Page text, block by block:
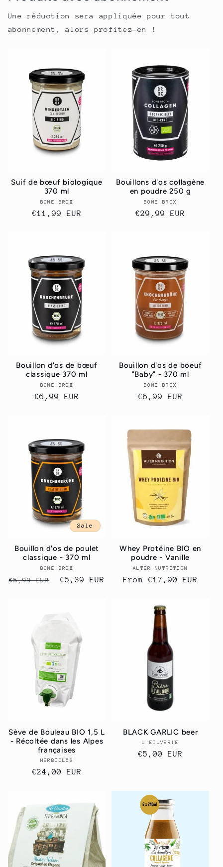
Une réduction sera appliquée pour tout
abonnement, alors profitez-en !
Suif de bœuf biologique
370 ml
Vendor:
BONE BROX
Regular
€11,99 EUR
Bouillons d'os collagène
en poudre 250 g
Vendor:
BONE BROX
Regular
€29,99 EUR
Bouillon d'os de bœuf
classique 370 ml
Vendor:
BONE BROX
Regular
€6,99 EUR
Bouillon d'os de boeuf
"Baby" - 370 ml
Vendor:
BONE BROX
Regular
€6,99 EUR
Sale
Bouillon d'os de poulet
classique - 370 ml
Vendor:
BONE BROX
Regular
€5,99 EUR
Sale
€5,39 EUR
Whey Protéine BIO en
poudre - Vanille
Vendor:
ALTER NUTRITION
Regular
From €17,90 EUR
Sève de Bouleau BIO 1,5 L
- Récoltée dans les Alpes
françaises
Vendor:
HERBIOLYS
Regular
€24,00 EUR
BLACK GARLIC beer
Vendor:
L'ETUVERIE
Regular
€5,00 EUR